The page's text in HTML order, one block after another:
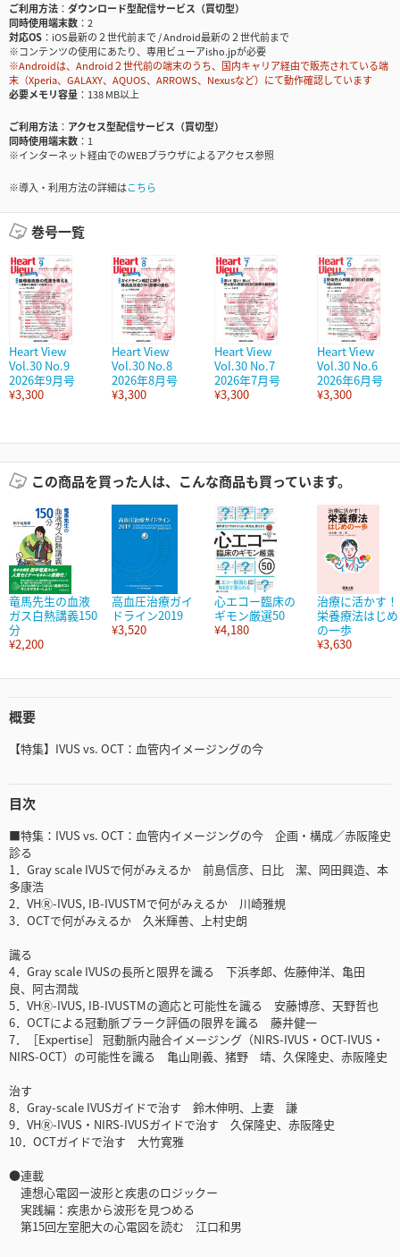
ご利用方法
ダウンロード型配信サービス（買切型）
同時使用端末数
2
対応OS
iOS最新の２世代前まで / Android最新の２世代前まで
※コンテンツの使用にあたり、専用ビューアisho.jpが必要
※Androidは、Android２世代前の端末のうち、国内キャリア経由で販売されている端
末（Xperia、GALAXY、AQUOS、ARROWS、Nexusなど）にて動作確認しています
必要メモリ容量
138 MB以上
ご利用方法
アクセス型配信サービス（買切型）
同時使用端末数
1
※インターネット経由でのWEBブラウザによるアクセス参照
※導入・利用方法の詳細はこちら
巻号一覧
Heart View
Vol.30 No.9
2026年9月号
¥3,300
Heart View
Vol.30 No.8
2026年8月号
¥3,300
Heart View
Vol.30 No.7
2026年7月号
¥3,300
Heart View
Vol.30 No.6
2026年6月号
¥3,300
この商品を買った人は、こんな商品も買っています。
竜馬先生の血液
ガス白熱講義150
分
¥2,200
高血圧治療ガイ
ドライン2019
¥3,520
心エコー臨床の
ギモン厳選50
¥4,180
治療に活かす！
栄養療法はじめ
の一歩
¥3,630
概要
【特集】IVUS vs. OCT：血管内イメージングの今
目次
■特集：IVUS vs. OCT：血管内イメージングの今 企画・構成／赤阪隆史
診る
1．Gray scale IVUSで何がみえるか 前島信彦、日比 潔、岡田興造、本
多康浩
2．VHⓇ-IVUS, IB-IVUSTMで何がみえるか 川崎雅規
3．OCTで何がみえるか 久米輝善、上村史朗
識る
4．Gray scale IVUSの長所と限界を識る 下浜孝郎、佐藤伸洋、亀田
良、阿古潤哉
5．VHⓇ-IVUS, IB-IVUSTMの適応と可能性を識る 安藤博彦、天野哲也
6．OCTによる冠動脈プラーク評価の限界を識る 藤井健一
7．［Expertise］ 冠動脈内融合イメージング（NIRS-IVUS・OCT-IVUS・
NIRS-OCT）の可能性を識る 亀山剛義、猪野 靖、久保隆史、赤阪隆史
治す
8．Gray-scale IVUSガイドで治す 鈴木伸明、上妻 謙
9．VHⓇ-IVUS・NIRS-IVUSガイドで治す 久保隆史、赤阪隆史
10．OCTガイドで治す 大竹寛雅
●連載
連想心電図ー波形と疾患のロジックー
実践編：疾患から波形を見つめる
第15回左室肥大の心電図を読む 江口和男